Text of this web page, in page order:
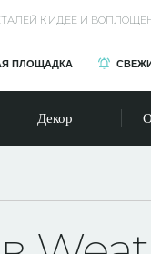
К ИДЕЕ И
ПЛОЩАДКА
Декор